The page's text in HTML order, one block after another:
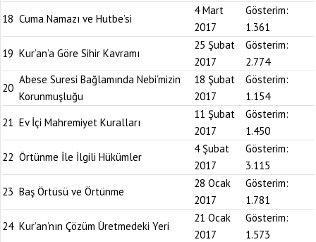
18 Cuma Namazı ve Hutbe’si
4 Mart
2017
Gösterim:
1.361
19 Kur’an’a Göre Sihir Kavramı
25 Şubat
2017
Gösterim:
2.774
20
Abese Suresi Bağlamında Nebi’mizin
Korunmuşluğu
18 Şubat
2017
Gösterim:
1.154
21 Ev İçi Mahremiyet Kuralları
11 Şubat
2017
Gösterim:
1.450
22 Örtünme İle İlgili Hükümler
4 Şubat
2017
Gösterim:
3.115
23 Baş Örtüsü ve Örtünme
28 Ocak
2017
Gösterim:
1.781
24 Kur’an’nın Çözüm Üretmedeki Yeri
21 Ocak
2017
Gösterim:
1.573